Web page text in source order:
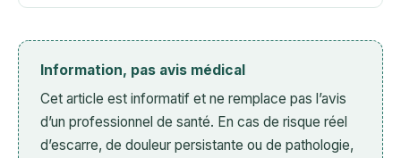
Information, pas avis médical
Cet article est informatif et ne remplace pas l’avis
d’un professionnel de santé. En cas de risque réel
d’escarre, de douleur persistante ou de pathologie,